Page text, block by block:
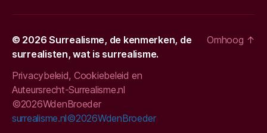
© 2026Surrealisme, de kenmerken, de
surrealisten, wat is surrealisme.
Privacybeleid, Cookiebeleid en
Auteursrecht-Surrealisme.nl
©2026WdenBroeder
surrealisme.nl©2026WdenBroeder
Omhoog ↑